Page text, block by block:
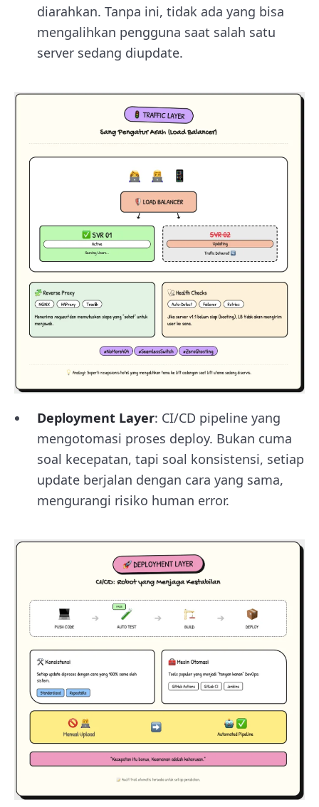
diarahkan. Tanpa ini, tidak ada yang bisa
mengalihkan pengguna saat salah satu
server sedang diupdate.
Deployment Layer: CI/CD pipeline yang
mengotomasi proses deploy. Bukan cuma
soal kecepatan, tapi soal konsistensi, setiap
update berjalan dengan cara yang sama,
mengurangi risiko human error.